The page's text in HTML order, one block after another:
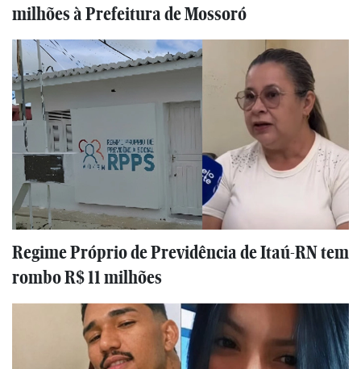
milhões à Prefeitura de Mossoró
Regime Próprio de Previdência de Itaú-RN tem
rombo R$ 11 milhões